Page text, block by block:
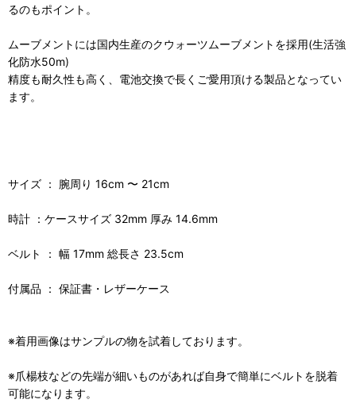
るのもポイント。
ムーブメントには国内生産のクウォーツムーブメントを採用(生活強
化防水50m)
精度も耐久性も高く、電池交換で長くご愛用頂ける製品となってい
ます。
サイズ ： 腕周り 16cm 〜 21cm
時計 ：ケースサイズ 32mm 厚み 14.6mm
ベルト ： 幅 17mm 総長さ 23.5cm
付属品 ： 保証書・レザーケース
※着用画像はサンプルの物を試着しております。
※爪楊枝などの先端が細いものがあれば自身で簡単にベルトを脱着
可能になります。